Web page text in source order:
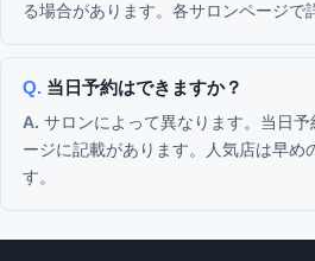
る場合があります。各サロンページで
当日予約はできますか？
サロンによって異なります。当日
ージに記載があります。人気店は早め
す。